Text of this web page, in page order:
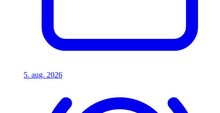
5. aug. 2026